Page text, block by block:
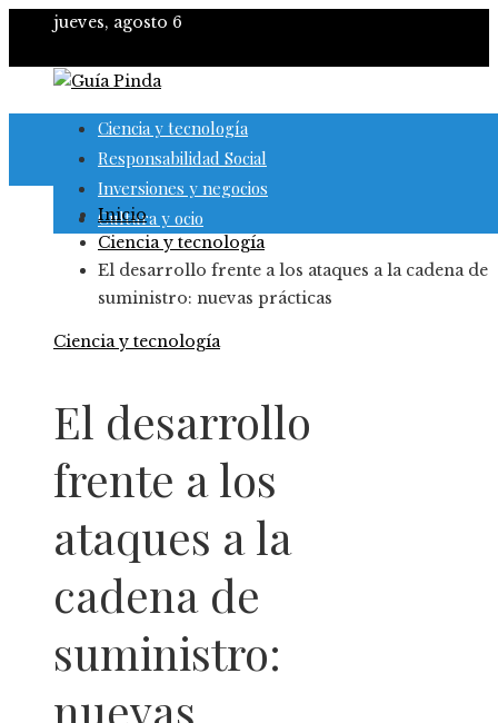
jueves, agosto 6
Ciencia y tecnología
Responsabilidad Social
Inversiones y negocios
Cultura y ocio
Inicio
Ciencia y tecnología
El desarrollo frente a los ataques a la cadena de
suministro: nuevas prácticas
Ciencia y tecnología
El desarrollo
frente a los
ataques a la
cadena de
suministro:
nuevas